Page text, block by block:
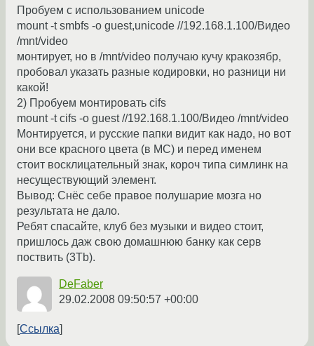
Пробуем с использованием unicode
mount -t smbfs -o guest,unicode //192.168.1.100/Видео
/mnt/video
монтирует, но в /mnt/video получаю кучу кракозябр,
пробовал указать разные кодировки, но разници ни
какой!
2) Пробуем монтировать cifs
mount -t cifs -o guest //192.168.1.100/Видео /mnt/video
Монтируется, и русские папки видит как надо, но вот
они все красного цвета (в MC) и перед именем
стоит восклицательный знак, короч типа симлинк на
несуществующий элемент.
Вывод: Снёс себе правое полушарие мозга но
результата не дало.
Ребят спасайте, клуб без музыки и видео стоит,
пришлось даж свою домашнюю банку как серв
поствить (3Tb).
DeFaber
29.02.2008 09:50:57 +00:00
Ссылка